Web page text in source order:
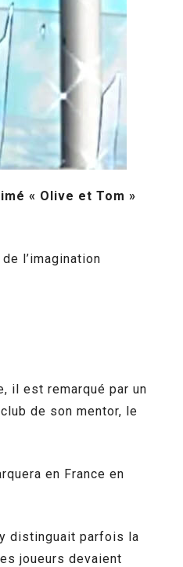
« Olive et Tom »
l’imagination
il est remarqué par un
de son mentor, le
en France en
distinguait parfois la
joueurs devaient